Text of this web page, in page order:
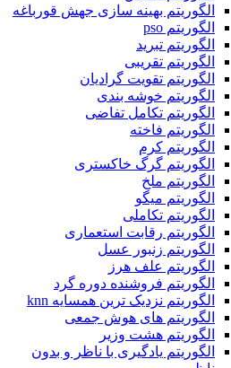
الگوریتم بهینه سازی جهش قورباغه
الگوریتم pso
الگوریتم تبرید
الگوریتم تقریبی
الگوریتم تقویت گرادیان
الگوریتم خوشه بندی
الگوریتم تکامل تفاضی
الگوریتم فاخته
الگوریتم کرم
الگوریتم گرگ خاکستری
الگوریتم ملخ
الگوریتم میگو
الگوریتم تکاملی
الگوریتم رقابت استعماری
الگوریتم زنبور عسل
الگوریتم علف هرز
الگوریتم فروشنده دوره گرد
الگوریتم نزدیک ترین همسایه knn
الگوریتم های هوش جمعی
الگوریتم هشت وزیر
الگوریتم یادگیری با ناظر و بدون